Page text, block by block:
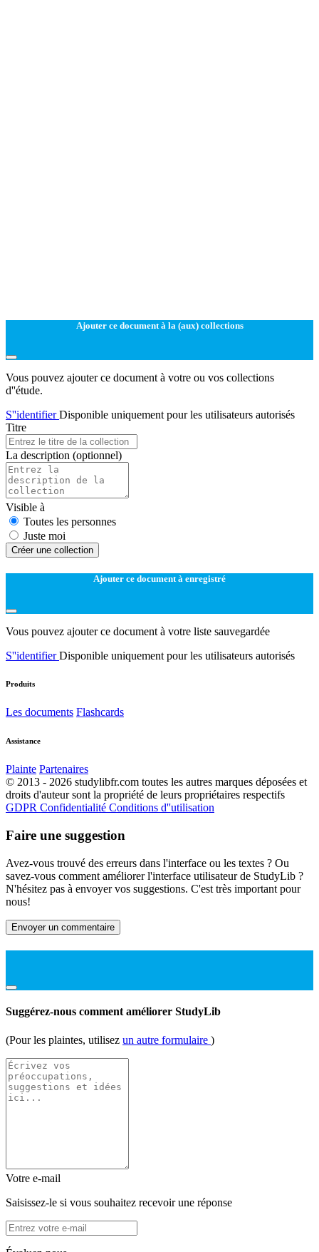
Ajouter ce document à la (aux) collections
Vous pouvez ajouter ce document à votre ou vos collections
d''étude.
S''identifierDisponible uniquement pour les utilisateurs autorisés
Titre
La description (optionnel)
Visible à
Toutes les personnes
Juste moi
Créer une collection
Ajouter ce document à enregistré
Vous pouvez ajouter ce document à votre liste sauvegardée
S''identifierDisponible uniquement pour les utilisateurs autorisés
Produits
Les documents Flashcards
Assistance
Plainte Partenaires
© 2013 - 2026 studylibfr.com toutes les autres marques déposées et
droits d'auteur sont la propriété de leurs propriétaires respectifs
GDPR Confidentialité Conditions d''utilisation
Faire une suggestion
Avez-vous trouvé des erreurs dans l'interface ou les textes ? Ou
savez-vous comment améliorer l'interface utilisateur de StudyLib ?
N'hésitez pas à envoyer vos suggestions. C'est très important pour
nous!
Envoyer un commentaire
Suggérez-nous comment améliorer StudyLib
(Pour les plaintes, utilisez un autre formulaire )
Votre e-mail
Saisissez-le si vous souhaitez recevoir une réponse